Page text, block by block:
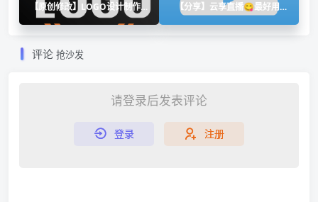
【原创修改】LOGO设计制作
📣设计属于自己的logo🔥开心
【分享】云享直播😋最好用的
评论 抢沙发
请登录后发表评论
登录 注册